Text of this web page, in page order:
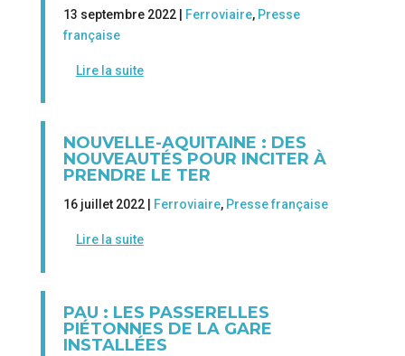
13 septembre 2022 | Ferroviaire, Presse
française
Lire la suite
NOUVELLE-AQUITAINE : DES
NOUVEAUTÉS POUR INCITER À
PRENDRE LE TER
16 juillet 2022 | Ferroviaire, Presse française
Lire la suite
PAU : LES PASSERELLES
PIÉTONNES DE LA GARE
INSTALLÉES